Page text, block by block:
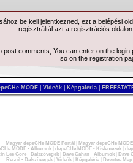
be kell jelentkezned, ezt a belépési
regisztráltál azt a regisztrációs
post comments, You can enter on the login
so on the registration
MODE Videók Képgaléria
Magyar depeCHe MODE Portál
Magyar depeCHe
MODE - Albumok| depeCHe MODE - Kislemezek|
Lee Gore - Dalszövegek| Dave Gahan - Albumok|
Dave
Recoil - Dalszövegek| Videók| Képgaléria| Devotee Map